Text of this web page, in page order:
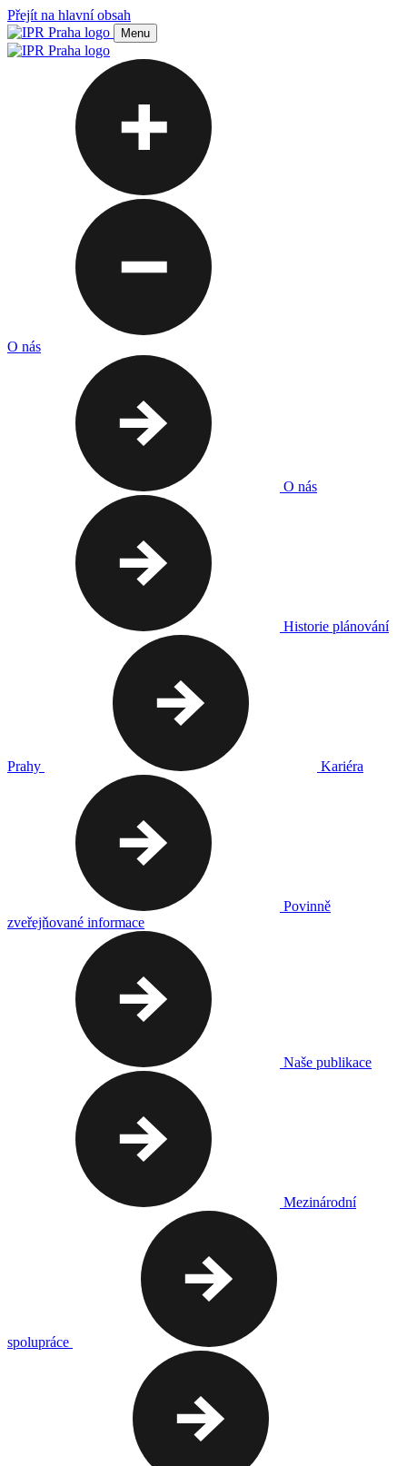
Přejít na hlavní obsah
Menu
O nás
O nás
Historie plánování
Prahy Kariéra
Povinně
zveřejňované informace
Naše publikace
Mezinárodní
spolupráce